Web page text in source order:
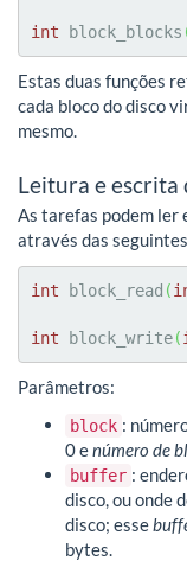
int block_blocks
Estas duas funções
cada bloco do disco
mesmo.
Leitura e escrita
As tarefas podem ler
através das
int block_read (
int block_write(
Parâmetros:
block :
0 enúmero de
buffer :
disco, ou onde
disco; esse
bytes.